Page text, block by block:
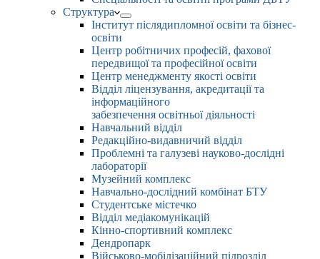
Структура
Інститут післядипломної освіти та бізнес-
освіти
Центр робітничих професій, фахової
передвищої та професійної освіти
Центр менеджменту якості освіти
Відділ ліцензування, акредитації та
інформаційного
забезпечення освітньої діяльності
Навчальний відділ
Редакційно-видавничий відділ
Проблемні та галузеві науково-дослідні
лабораторії
Музейний комплекс
Навчально-дослідний комбінат БТУ
Студентське містечко
Відділ медіакомунікацій
Кінно-спортивний комплекс
Дендропарк
Військово-мобілізаційний підрозділ